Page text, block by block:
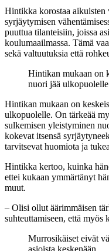
Hintikka korostaa aikuisten
syrjäytymisen
puuttua tilanteisiin, joissa
koulumaailmassa. Tämä
sekä valtuutuksia että
Hintikan mukaan on
nuori jää
Hintikan mukaan on
ulkopuolelle. On tärkeää
sulkemisen yleistyminen
kokevat itsensä
tarvitsevat huomiota ja
Hintikka kertoo, kuinka
ettei kukaan ymmärtänyt
muut.
– Olisi ollut äärimmäisen
suhteuttamiseen, että myös
Murrosikäiset eivät
asioista keskenään.